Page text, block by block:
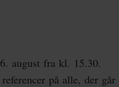
august fra kl. 15.30.
på alle, der går